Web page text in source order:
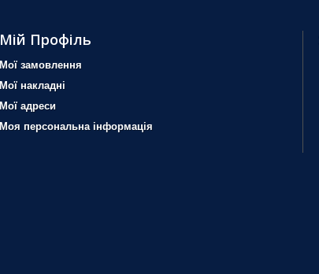
Мій Профіль
Мої замовлення
Мої накладні
Мої адреси
Моя персональна інформація